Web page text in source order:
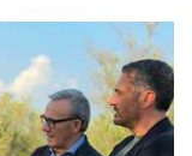
infrastrutture in
regionale
Calabria,
e Direttore